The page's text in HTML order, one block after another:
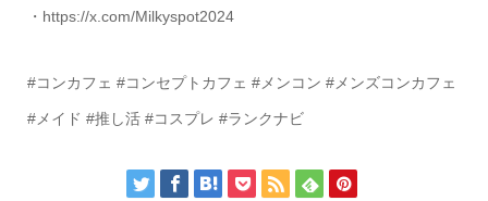
・https://x.com/Milkyspot2024
#コンカフェ #コンセプトカフェ #メンコン #メンズコンカフェ
#メイド #推し活 #コスプレ #ランクナビ